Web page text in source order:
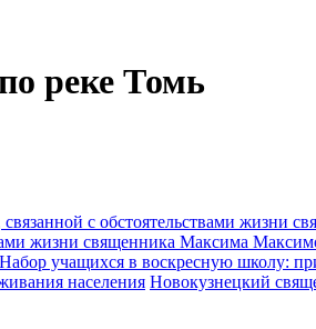
реке Томь
жизни священника Максима
Набор учащихся в воскресную школу:
Новокузнецкий